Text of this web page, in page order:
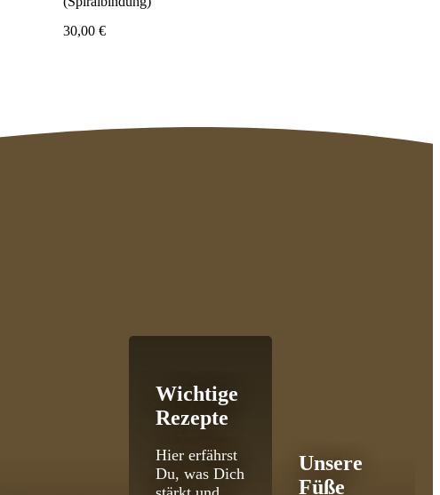
30,00 €
Wichtige
Rezepte
Hier erfährst
Du, was Dich
Unsere
Füße